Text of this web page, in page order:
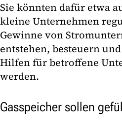
Sie könnten dafür etwa
kleine Unternehmen
Gewinne von
entstehen, besteuern
Hilfen für betroffene
werden.
Gasspeicher sollen